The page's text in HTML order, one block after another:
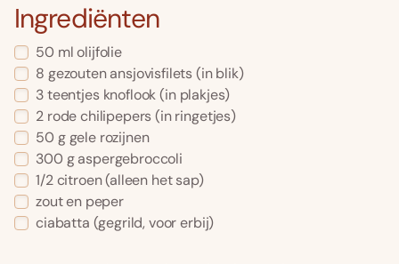
Ingrediënten
50 ml olijfolie
8 gezouten ansjovisfilets(in blik)
3teentjes knoflook(in plakjes)
2 rode chilipepers(in ringetjes)
50 g gele rozijnen
300 g aspergebroccoli
1/2 citroen(alleen het sap)
zout en peper
ciabatta (gegrild, voor erbij)